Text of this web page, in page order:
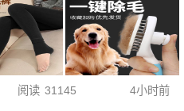
阅读 31145 4小时前